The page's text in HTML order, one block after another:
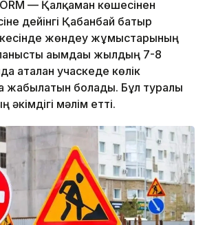
— Қалқаман көшесінен
дейінгі Қабанбай батыр
жөндеу жұмыстарының
ағымдағы жылдың 7-8
аталған учаскеде көлік
жабылатын болады. Бұл туралы
мәлім етті.